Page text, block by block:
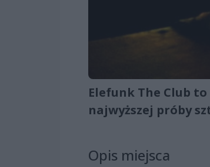
Elefunk The Club
najwyższej próby
Opis miejsca